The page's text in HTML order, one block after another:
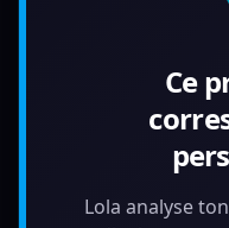
Ce
Lola analyse